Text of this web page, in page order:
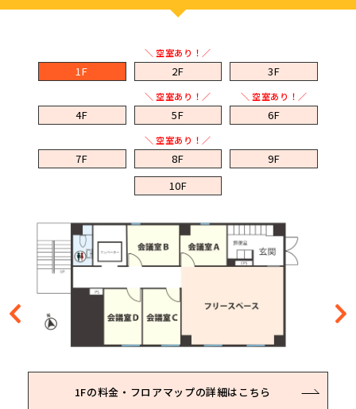
1F
＼ 空室あり！／
2F 3F
4F
＼ 空室あり！／
5F
＼ 空室あり！／
6F
7F
＼ 空室あり！／
8F
9F
10F
1Fの料金・フロアマップの詳細はこちら
2Fの料金・フロアマップの詳細はこちら
3Fの料金・フロアマップの詳細はこちら
4Fの料金・フロアマップの詳細はこちら
5Fの料金・フロアマップの詳細はこちら
6Fの料金・フロアマップの詳細はこちら
7Fの料金・フロアマップの詳細はこちら
8Fの料金・フロアマップの詳細はこちら
9Fの料金・フロアマップの詳細はこちら
10Fの料金・フロアマップの詳細はこちら